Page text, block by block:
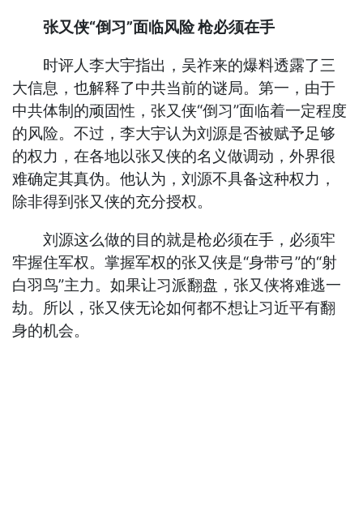
张又侠“倒习”面临风险 枪必须在手
时评人李大宇指出，吴祚来的爆料透露了三
大信息，也解释了中共当前的谜局。第一，由于
中共体制的顽固性，张又侠“倒习”面临着一定程度
的风险。不过，李大宇认为刘源是否被赋予足够
的权力，在各地以张又侠的名义做调动，外界很
难确定其真伪。他认为，刘源不具备这种权力，
除非得到张又侠的充分授权。
刘源这么做的目的就是枪必须在手，必须牢
牢握住军权。掌握军权的张又侠是“身带弓”的“射
白羽鸟”主力。如果让习派翻盘，张又侠将难逃一
劫。所以，张又侠无论如何都不想让习近平有翻
身的机会。